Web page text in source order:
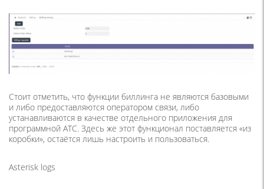
Стоит отметить, что функции биллинга не являются базовыми
и либо предоставляются оператором связи, либо
устанавливаются в качестве отдельного приложения для
программной АТС. Здесь же этот функционал поставляется «из
коробки», остаётся лишь настроить и пользоваться.
Asterisk logs